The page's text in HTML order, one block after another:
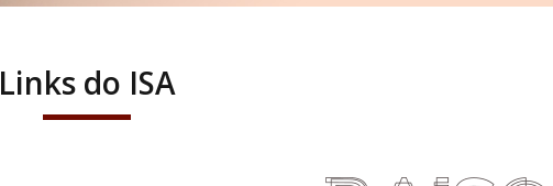
Links do ISA